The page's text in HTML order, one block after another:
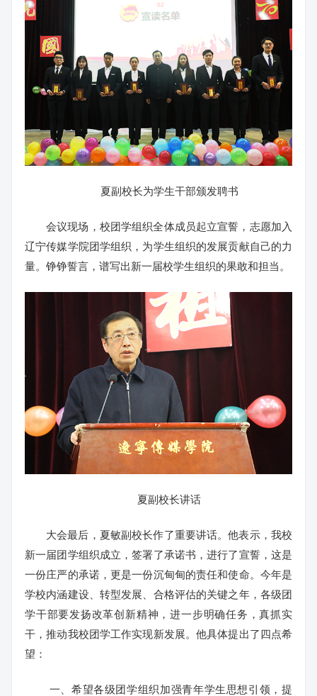
夏副校长为学生干部颁发聘书
会议现场，校团学组织全体成员起立宣誓，志愿加入
辽宁传媒学院团学组织，为学生组织的发展贡献自己的力
量。铮铮誓言，谱写出新一届校学生组织的果敢和担当。
夏副校长讲话
大会最后，夏敏副校长作了重要讲话。他表示，我校
新一届团学组织成立，签署了承诺书，进行了宣誓，这是
一份庄严的承诺，更是一份沉甸甸的责任和使命。今年是
学校内涵建设、转型发展、合格评估的关键之年，各级团
学干部要发扬改革创新精神，进一步明确任务，真抓实
干，推动我校团学工作实现新发展。他具体提出了四点希
望：
一、希望各级团学组织加强青年学生思想引领，提